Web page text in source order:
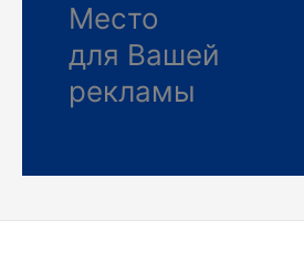
Место
для Вашей
рекламы